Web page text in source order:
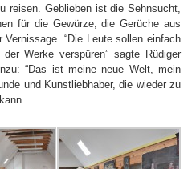
reisen. Geblieben ist die Sehnsucht,
für die Gewürze, die Gerüche aus
“Die Leute sollen einfach
Werke verspüren” sagte Rüdiger
“Das ist meine neue Welt, mein
und Kunstliebhaber, die wieder zu